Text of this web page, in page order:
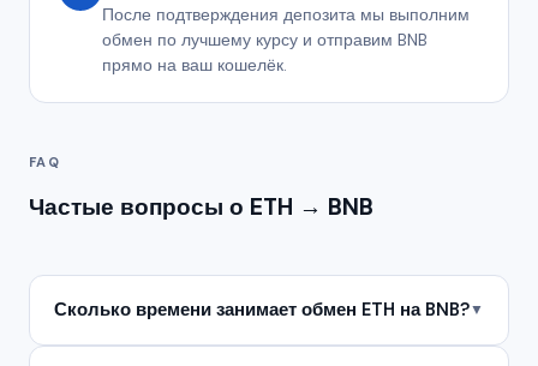
После подтверждения депозита мы выполним
обмен по лучшему курсу и отправим BNB
прямо на ваш кошелёк.
FAQ
Частые вопросы о ETH → BNB
Сколько времени занимает обмен ETH на BNB?▼